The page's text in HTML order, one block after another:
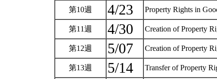
第10週 4/23 Property Rights in
第11週 4/30 Creation of Property
第12週 5/07 Creation of Property
第13週 5/14 Transfer of Property